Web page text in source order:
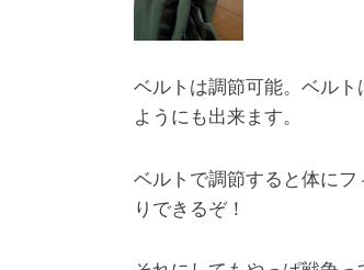
ベルトは調節可能。ベル
ようにも出来ます。
ベルトで調節すると体に
りできるぞ！